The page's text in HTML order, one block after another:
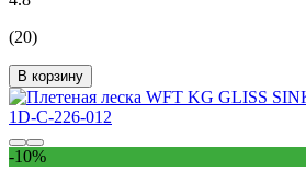
(20)
В корзину
-10%